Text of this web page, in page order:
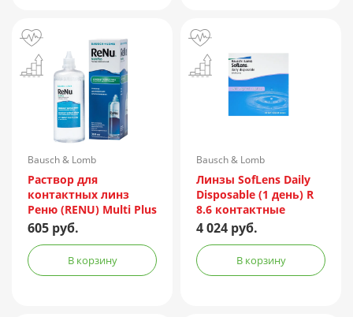
Bausch & Lomb
Incorporated/Италия
Раствор для
контактных линз
Реню (RENU) Multi Plus
360мл + контейнер
605 руб.
В корзину
Bausch & Lomb
Линзы SofLens Daily
Disposable (1 день) R
8.6 контактные
мягкие корриг. -1,50
4 024 руб.
В корзину